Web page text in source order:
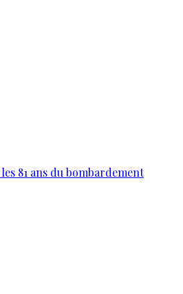
81 ans du bombardement